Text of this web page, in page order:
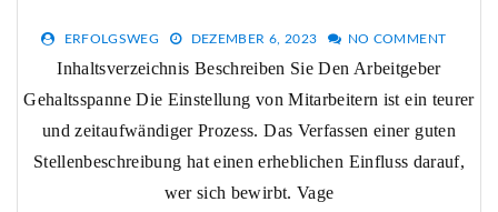
ERFOLGSWEG DEZEMBER 6, 2023 NO COMMENT
Inhaltsverzeichnis Beschreiben Sie Den Arbeitgeber
Gehaltsspanne Die Einstellung von Mitarbeitern ist ein teurer
und zeitaufwändiger Prozess. Das Verfassen einer guten
Stellenbeschreibung hat einen erheblichen Einfluss darauf,
wer sich bewirbt. Vage